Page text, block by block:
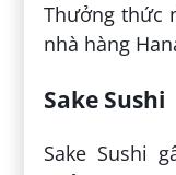
Thưởng thức
nhà hàng
Sake Sushi
Sake Sushi